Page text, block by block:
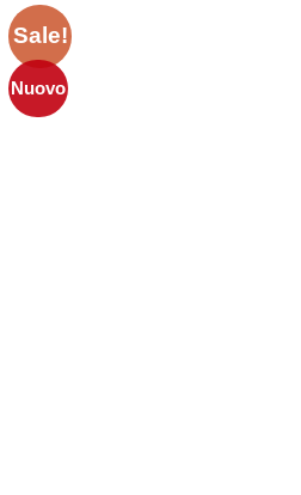
Sale!
Nuovo